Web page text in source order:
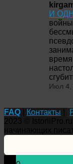
И
Июл 4,
FAQ Контакты